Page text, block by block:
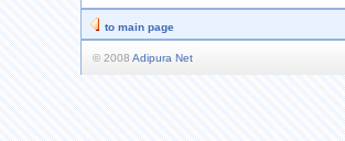
to main page
© 2008 Adipura Net